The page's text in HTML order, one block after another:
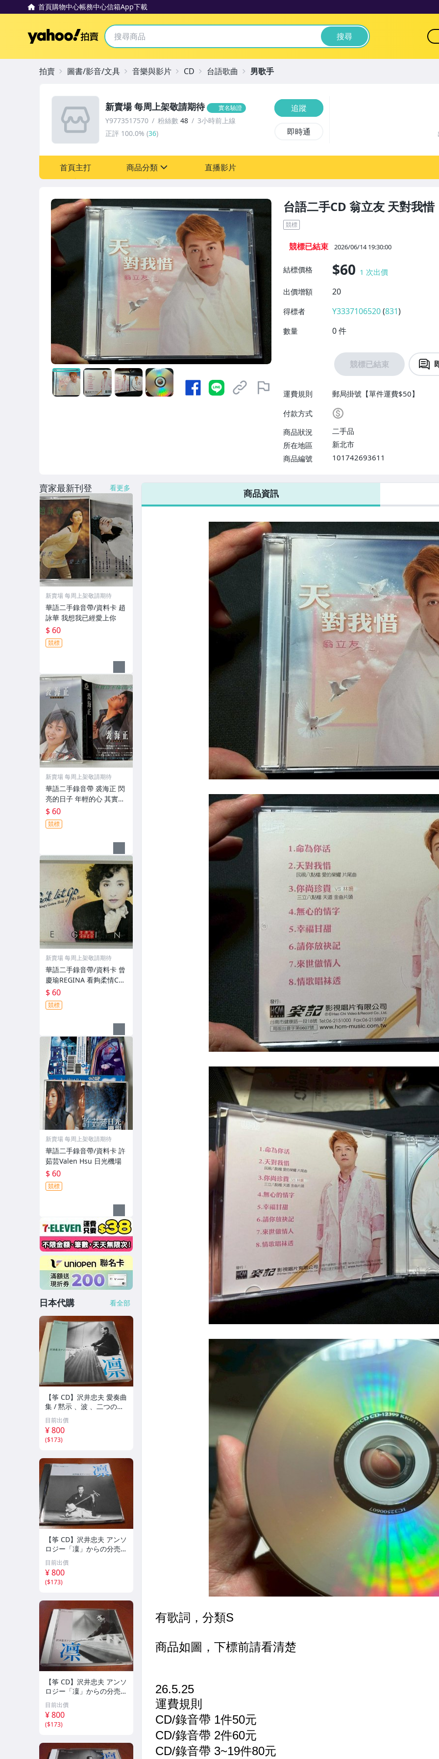
首頁購物中心帳務中心信箱App下載
Yahoo拍賣 搜尋
台語二手CD 翁立友 天對我惜
競標
競標已結束 2026/06/14 19:30:00
結標價格 $60 1 次出價
出價增額
20
得標者 Y3337106520 (831)
數量 0件
競標已結束
運費規則
郵局掛號【單件運費$50】
付款方式
商品狀況
二手品
所在地區
新北市
商品編號
101742693611
新賣場 每周上架敬請期待 實名驗證
Y9773517570 粉絲數 48
3小時前上線
正評 100.0% (36)
追蹤
即時通
首頁主打 商品分類 直播影片
拍賣 圖書/影音/文具 音樂與影片 CD 台語歌曲 男歌手
商品資訊
賣家最新刊登 看更多
新賣場 每周上架敬請期待
華語二手錄音帶/資料卡 趙
詠華 我想我已經愛上你
$ 60
競標
新賣場 每周上架敬請期待
華語二手錄音帶 裘海正 閃
亮的日子 年輕的心 其實你
不懂我的心
$ 60
競標
新賣場 每周上架敬請期待
華語二手錄音帶/資料卡 曾
慶瑜REGINA 看夠柔情Ca
n't Let Go Something's G
otten Hold of My Heart
$ 60
競標
新賣場 每周上架敬請期待
華語二手錄音帶/資料卡 許
茹芸Valen Hsu 日光機場
$ 60
競標
日本代購 看全部
【筝 CD】沢井忠夫 愛奏曲
集 / 黙示 、波 、二つの相
、箏二重奏ソナタ 杵屋正
邦 、入野義朗 、小野衛 他
(1971/1973/1976)
目前出價
¥ 800
($173)
【筝 CD】沢井忠夫 アンソ
ロジー「凜」からの分売
沢井忠夫作品集 ライブ 風
衣、水の声、枯野砧、五節
の舞、ファンタジア (限
定）
目前出價
¥ 800
($173)
【筝 CD】沢井忠夫 アンソ
ロジー「凜」からの分売
沢井忠夫 作品集 第三集
“光る海”（限定販売） 200
1
目前出價
¥ 800
($173)